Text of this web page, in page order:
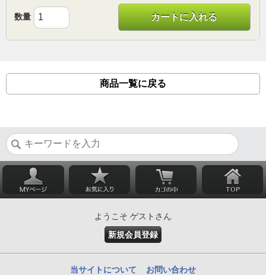
数量 カートに入れる
商品一覧に戻る
ようこそ ゲストさん
新規会員登録
当サイトについて お問い合わせ